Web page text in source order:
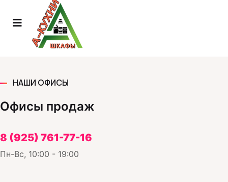
НАШИ ОФИСЫ
Офисы продаж
8 (925) 761-77-16
Пн-Вс, 10:00 - 19:00